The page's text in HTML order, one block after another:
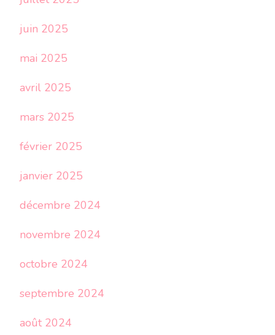
juin 2025
mai 2025
avril 2025
mars 2025
février 2025
janvier 2025
décembre 2024
novembre 2024
octobre 2024
septembre 2024
août 2024